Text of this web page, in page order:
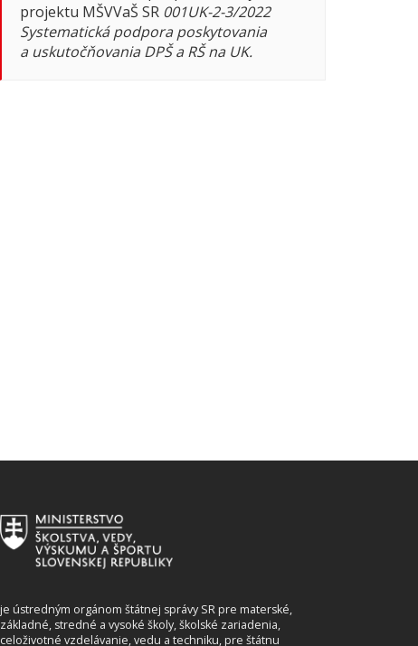
projektu MŠVVaŠ SR 001UK-2-3/2022
Systematická podpora poskytovania
a uskutočňovania DPŠ a RŠ na UK.
je ústredným orgánom štátnej správy SR pre materské,
základné, stredné a vysoké školy, školské zariadenia,
celoživotné vzdelávanie, vedu a techniku, pre štátnu